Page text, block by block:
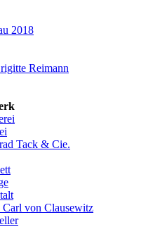
2018
Reimann
Tack & Cie.
Carl von Clausewitz